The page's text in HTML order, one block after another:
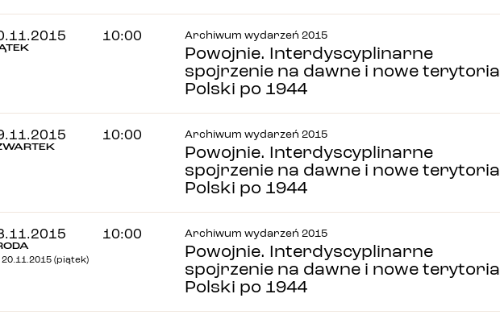
10:00 Archiwum wydarzeń 2015
Powojnie. Interdyscyplinarne
spojrzenie na dawne i nowe terytoria
Polski po 1944
10:00 Archiwum wydarzeń 2015
Powojnie. Interdyscyplinarne
spojrzenie na dawne i nowe terytoria
Polski po 1944
(piątek)
10:00 Archiwum wydarzeń 2015
Powojnie. Interdyscyplinarne
spojrzenie na dawne i nowe terytoria
Polski po 1944